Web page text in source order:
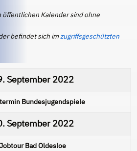
öffentlichen Kalender sind ohne
befindet sich imzugriffsgeschützten
September 2022
Bundesjugendspiele
September 2022
Jobtour Bad Oldesloe